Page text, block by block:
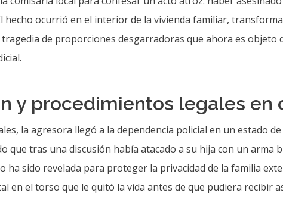
hecho ocurrió en el interior de la vivienda familiar,
de proporciones desgarradoras que ahora es objeto
y procedimientos legales en
la agresora llegó a la dependencia policial en un estado
que tras una discusión había atacado a su hija con un arma
ha sido revelada para proteger la privacidad de la familia
en el torso que le quitó la vida antes de que pudiera recibir